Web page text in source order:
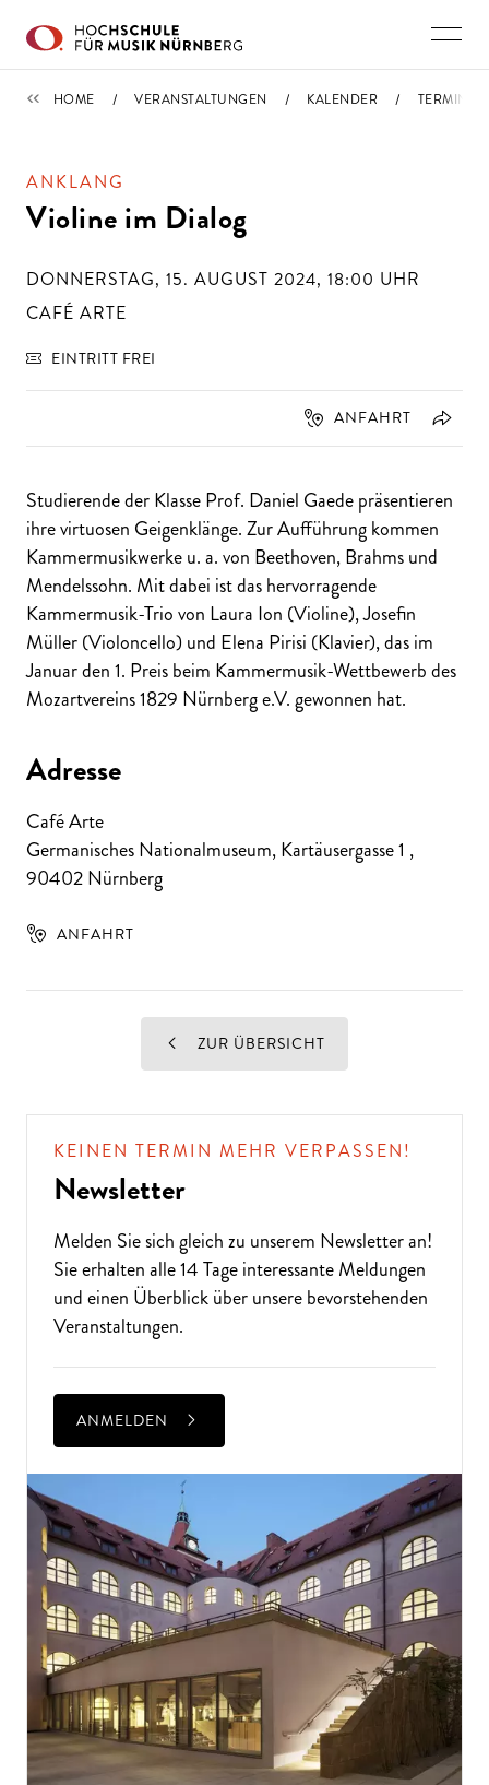
TERMINE
HOME VERANSTALTUNGEN KALENDER TERMIN
ANKLANG
Violine im Dialog
DONNERSTAG, 15. AUGUST 2024, 18:00 UHR
CAFÉ ARTE
EINTRITT FREI
ANFAHRT
Studierende der Klasse Prof. Daniel Gaede präsentieren
ihre virtuosen Geigenklänge. Zur Aufführung kommen
Kammermusikwerke u. a. von Beethoven, Brahms und
Mendelssohn. Mit dabei ist das hervorragende
Kammermusik-Trio von Laura Ion (Violine), Josefin
Müller (Violoncello) und Elena Pirisi (Klavier), das im
Januar den 1. Preis beim Kammermusik-Wettbewerb des
Mozartvereins 1829 Nürnberg e.V. gewonnen hat.
Adresse
Café Arte
Germanisches Nationalmuseum, Kartäusergasse 1 ,
90402Nürnberg
ANFAHRT
ZUR ÜBERSICHT
KEINEN TERMIN MEHR VERPASSEN!
Newsletter
Melden Sie sich gleich zu unserem Newsletteran!
Sie erhalten alle 14 Tage interessante Meldungen
und einen Überblick über unsere bevorstehenden
Veranstaltungen.
ANMELDEN